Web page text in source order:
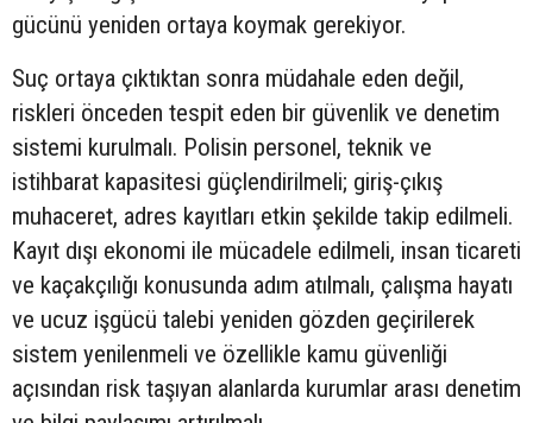
gücünü yeniden ortaya koymak gerekiyor.
Suç ortaya çıktıktan sonra müdahale eden değil,
riskleri önceden tespit eden bir güvenlik ve denetim
sistemi kurulmalı. Polisin personel, teknik ve
istihbarat kapasitesi güçlendirilmeli; giriş-çıkış
muhaceret, adres kayıtları etkin şekilde takip edilmeli.
Kayıt dışı ekonomi ile mücadele edilmeli, insan ticareti
ve kaçakçılığı konusunda adım atılmalı, çalışma hayatı
ve ucuz işgücü talebi yeniden gözden geçirilerek
sistem yenilenmeli ve özellikle kamu güvenliği
açısından risk taşıyan alanlarda kurumlar arası denetim